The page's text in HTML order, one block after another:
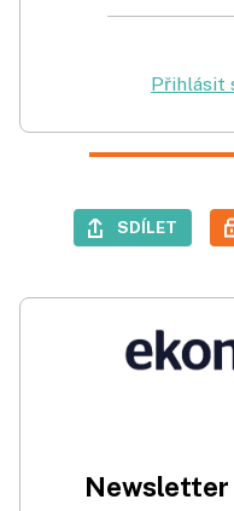
Přihlásit
SDÍLET
Newsletter